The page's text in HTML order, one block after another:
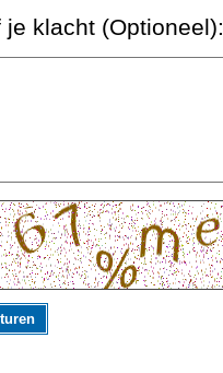
je klacht (Optioneel):